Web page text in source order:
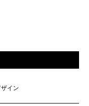
イン